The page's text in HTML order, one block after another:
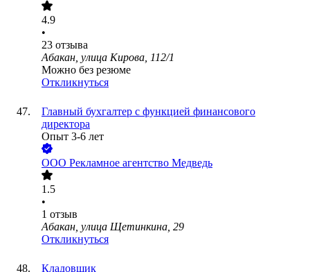
4.9
•
23 отзыва
Абакан, улица Кирова, 112/1
Можно без резюме
Откликнуться
Главный бухгалтер с функцией финансового
директора
Опыт 3-6 лет
ООО Рекламное агентство Медведь
1.5
•
1 отзыв
Абакан, улица Щетинкина, 29
Откликнуться
Кладовщик